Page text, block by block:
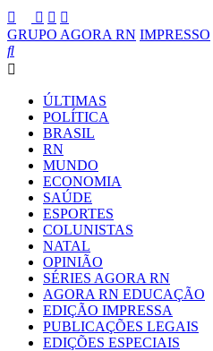
GRUPO AGORA RN IMPRESSO
ÚLTIMAS
POLÍTICA
BRASIL
RN
MUNDO
ECONOMIA
SAÚDE
ESPORTES
COLUNISTAS
NATAL
OPINIÃO
SÉRIES AGORA RN
AGORA RN EDUCAÇÃO
EDIÇÃO IMPRESSA
PUBLICAÇÕES LEGAIS
EDIÇÕES ESPECIAIS